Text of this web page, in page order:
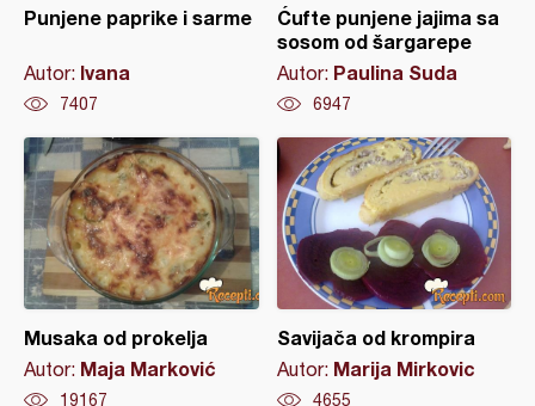
Punjene paprike i sarme
Autor: Ivana
7407
Ćufte punjene jajima sa
sosom od šargarepe
Autor: Paulina Suda
6947
Musaka od prokelja
Autor: Maja Marković
19167
Savijača od krompira
Autor: Marija Mirkovic
4655